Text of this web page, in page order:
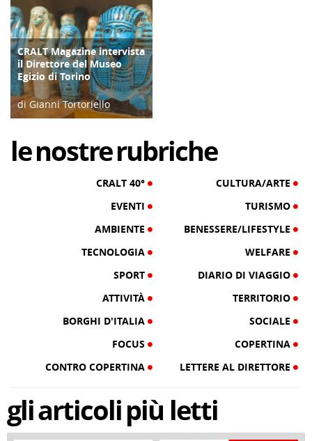
COPERTINA
CRALT Magazine intervista
il Direttore del Museo
Egizio di Torino
di Gianni Tortoriello
lenostrerubriche
CRALT 40°
CULTURA/ARTE
EVENTI
TURISMO
AMBIENTE
BENESSERE/LIFESTYLE
TECNOLOGIA
WELFARE
SPORT
DIARIO DI VIAGGIO
ATTIVITÀ
TERRITORIO
BORGHI D'ITALIA
SOCIALE
FOCUS
COPERTINA
CONTRO COPERTINA
LETTERE AL DIRETTORE
gliarticolipiù letti